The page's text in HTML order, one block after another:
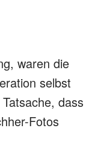
waren die
selbst
dass
Fotos